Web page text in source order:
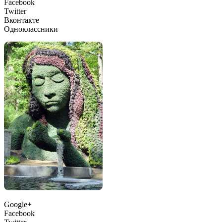
Facebook
Twitter
Вконтакте
Одноклассники
Google+
Facebook